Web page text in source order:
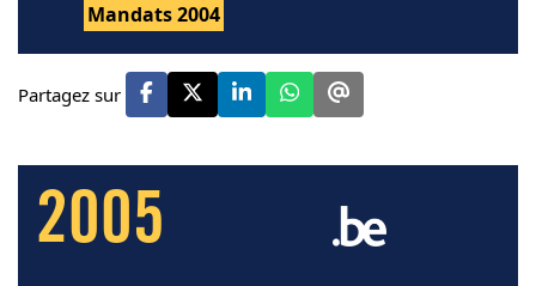
Mandats 2004
Partagez sur
2005